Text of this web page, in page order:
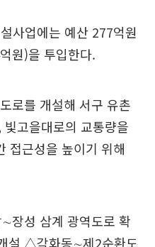
사업에는 예산 277억원
원)을 투입한다.
로를 개설해 서구 유촌
고을대로의 교통량을
접근성을 높이기 위해
장성 삼계 광역도로 확
설 △각화동∼제2순환도